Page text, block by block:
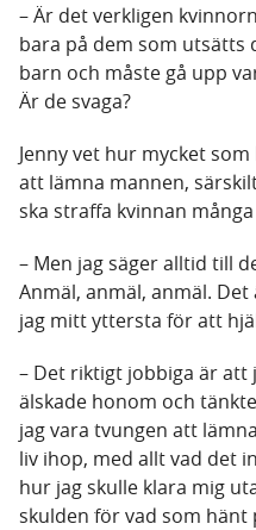
– Är det verkligen
bara på dem som utsätts
barn och måste gå upp
Är de svaga?
Jenny vet hur mycket
att lämna mannen,
ska straffa kvinnan
– Men jag säger alltid till
Anmäl, anmäl, anmäl.
jag mitt yttersta för att
– Det riktigt jobbiga är att
älskade honom och
jag vara tvungen att
liv ihop, med allt vad det
hur jag skulle klara mig
skulden för vad som hänt